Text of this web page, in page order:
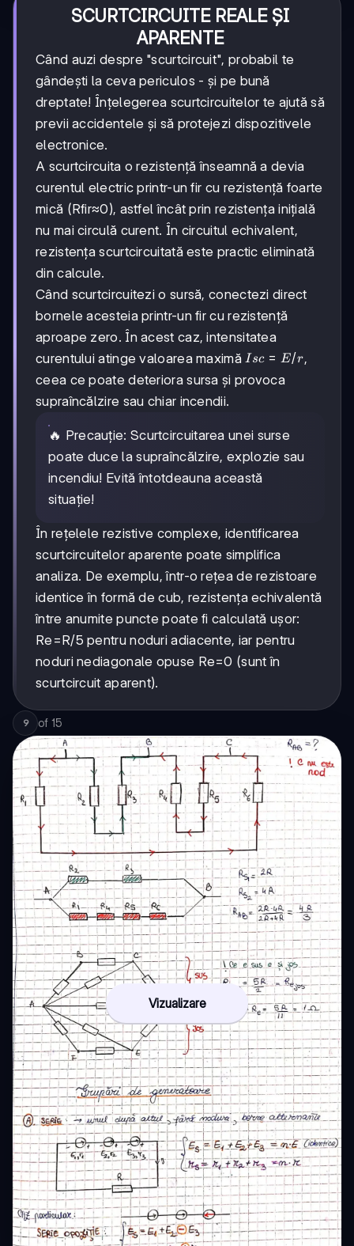
SCURTCIRCUITE REALE ȘI
APARENTE
Când auzi despre "scurtcircuit", probabil te
gândești la ceva periculos - și pe bună
dreptate! Înțelegerea scurtcircuitelor te ajută să
previi accidentele și să protejezi dispozitivele
electronice.
A scurtcircuita o rezistență înseamnă a devia
curentul electric printr-un fir cu rezistență foarte
mică (Rfir≈0), astfel încât prin rezistența inițială
nu mai circulă curent. În circuitul echivalent,
rezistența scurtcircuitată este practic eliminată
din calcule.
Când scurtcircuitezi o sursă, conectezi direct
bornele acesteia printr-un fir cu rezistență
aproape zero. În acest caz, intensitatea
curentului atinge valoarea maximăIsc=E/r
Isc = E/r,
ceea ce poate deteriora sursa și provoca
supraîncălzire sau chiar incendii.
🔥 Precauție: Scurtcircuitarea unei surse
poate duce la supraîncălzire, explozie sau
incendiu! Evită întotdeauna această
situație!
În rețelele rezistive complexe, identificarea
scurtcircuitelor aparente poate simplifica
analiza. De exemplu, într-o rețea de rezistoare
identice în formă de cub, rezistența echivalentă
între anumite puncte poate fi calculată ușor:
Re=R/5 pentru noduri adiacente, iar pentru
noduri nediagonale opuse Re=0 (sunt în
scurtcircuit aparent).
9 of 15
Vizualizare